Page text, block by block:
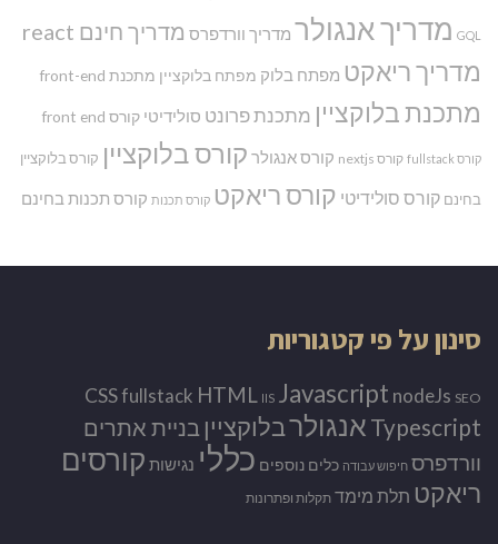
GQL מדריך אנגולר מדריך וורדפרס מדריך חינם react
מדריך ריאקט מפתח בלוק מפתח בלוקציין מתכנת front-end
מתכנת בלוקציין מתכנת פרונט סולידיטי קורס front end
קורס fullstack קורס nextjs קורס אנגולר קורס בלוקציין קורס בלוקציין
בחינם קורס סולידיטי קורס ריאקט קורס תכנות קורס תכנות בחינם
סינון על פי קטגוריות
CSSfullstack HTML IIS Javascript nodeJs SEO
Typescript אנגולרבלוקציין בניית אתרים
וורדפרס חיפוש עבודה כלים נוספים כללי נגישות קורסים
ריאקט תלת מימד תקלות ופתרונות